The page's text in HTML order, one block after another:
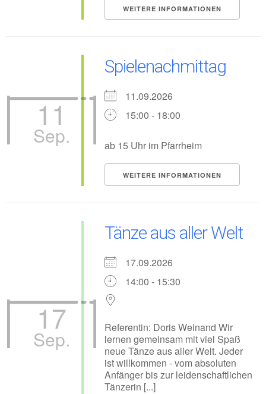
WEITERE INFORMATIONEN
11
Sep.
Spielenachmittag
11.09.2026
15:00 - 18:00
ab 15 Uhr im Pfarrheim
WEITERE INFORMATIONEN
17
Sep.
Tänze aus aller Welt
17.09.2026
14:00 - 15:30
Referentin: Doris Weinand Wir
lernen gemeinsam mit viel Spaß
neue Tänze aus aller Welt. Jeder
ist willkommen - vom absoluten
Anfänger bis zur leidenschaftlichen
Tänzerin [...]